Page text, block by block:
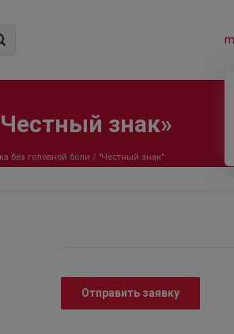
знак»
без головной боли / "Честный знак"
Отправить заявку